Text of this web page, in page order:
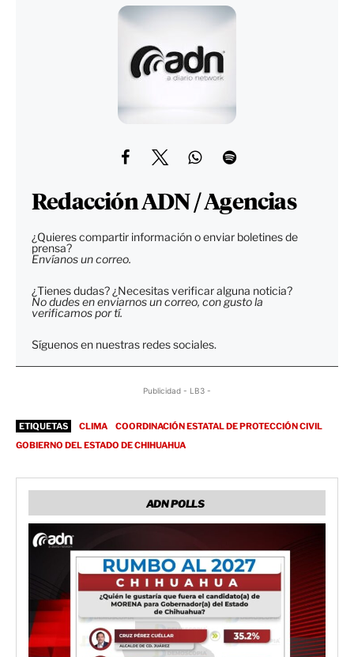
Redacción ADN / Agencias
¿Quieres compartir información o enviar boletines de
prensa?
Envíanos un correo.
¿Tienes dudas? ¿Necesitas verificar alguna noticia?
No dudes en enviarnos un correo, con gusto la
verificamos por tí.
Síguenos en nuestras redes sociales.
Publicidad - LB3 -
ETIQUETAS CLIMA
COORDINACIÓN ESTATAL DE PROTECCIÓN CIVIL
GOBIERNO DEL ESTADO DE CHIHUAHUA
ADN POLLS